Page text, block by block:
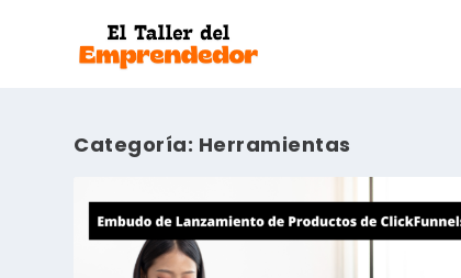
Categoría: Herramientas